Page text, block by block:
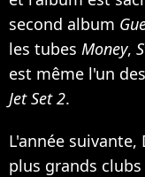
second album
les tubes Money,
est même l'un
Jet Set 2.
L'année
plus grands